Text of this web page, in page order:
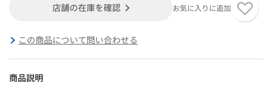
店舗の在庫を確認 お気に入りに追加
この商品について問い合わせる
商品説明